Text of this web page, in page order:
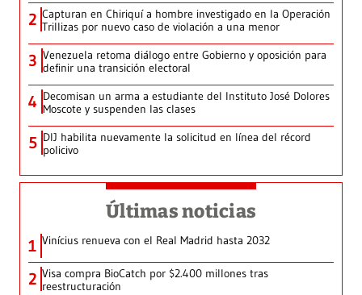
2 Capturan en Chiriquí a hombre investigado en la Operación
Trillizas por nuevo caso de violación a una menor
3 Venezuela retoma diálogo entre Gobierno y oposición para
definir una transición electoral
4 Decomisan un arma a estudiante del Instituto José Dolores
Moscote y suspenden las clases
5 DIJ habilita nuevamente la solicitud en línea del récord
policivo
Últimas noticias
1 Vinícius renueva con el Real Madrid hasta 2032
2 Visa compra BioCatch por $2.400 millones tras
reestructuración